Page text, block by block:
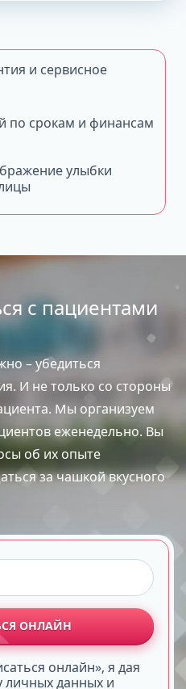
улыбки
и сервисное
по срокам и финансам
с пациентами
– убедиться
И не только со стороны
Мы организуем
еженедельно. Вы
об их опыте
за чашкой вкусного
ОНЛАЙН
онлайн», я дая
личных данных и